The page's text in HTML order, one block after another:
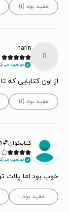
مفید بود (۱)
n
narin
توصیه
از اون کتابایی که
مفید بود (۱)
توصیه
خوب بود اما پلات
مفید بود